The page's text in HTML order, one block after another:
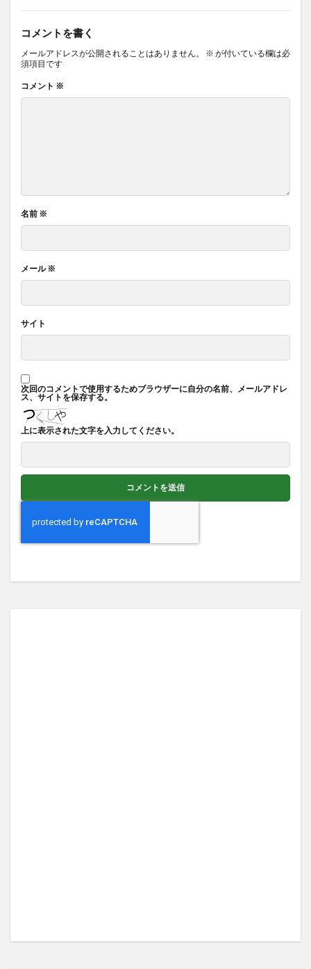
コメントを書く
メールアドレスが公開されることはありません。 ※ が付いている欄は必
須項目です
コメント ※
名前 ※
メール※
サイト
次回のコメントで使用するためブラウザーに自分の名前、メールアドレ
ス、サイトを保存する。
上に表示された文字を入力してください。